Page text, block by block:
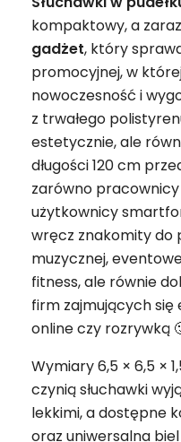
kompaktowy, a
gadżet, który
promocyjnej, w
nowoczesność i
z trwałego
estetycznie, ale
długości 120 cm
zarówno
użytkownicy
wręcz znakomity do
muzycznej,
fitness, ale równie
firm zajmujących
online czy rozrywką
Wymiary 6,5 × 6,5 ×
czynią słuchawki
lekkimi, a dostępne
oraz uniwersalna